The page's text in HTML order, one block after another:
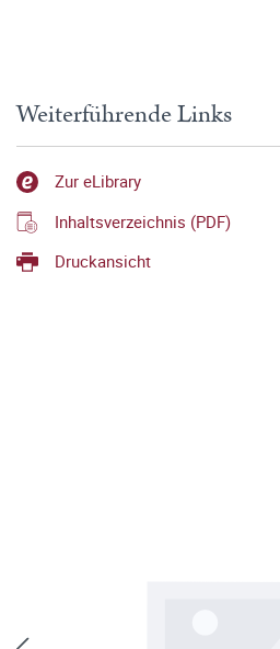
Weiterführende Links
Zur eLibrary
Inhaltsverzeichnis (PDF)
Druckansicht